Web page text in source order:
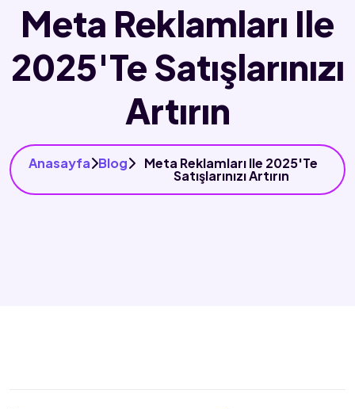
Meta Reklamları Ile
2025'te Satışlarınızı
Artırın
Anasayfa Blog Meta Reklamları Ile 2025'te
Satışlarınızı Artırın